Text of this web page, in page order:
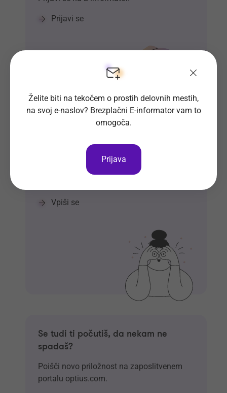
Prijavi se
Si že vpisan v Bazo CV-jev?
Naj delodajalci iz množice kandidatov
Vpiši se
Se tudi ti počutiš, da nekam ne
spadaš?
Poišči novo priložnost na zaposlitvenem
portalu optius.com.
Želite biti na tekočem o prostih delovnih mestih,
na svoj e-naslov? Brezplačni E-informator vam to
omogoča.
Prijava